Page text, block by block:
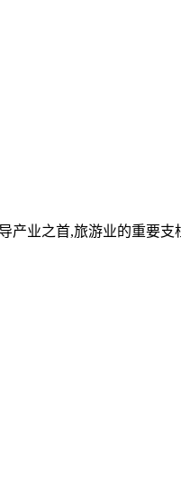
业之首,旅游业的重要